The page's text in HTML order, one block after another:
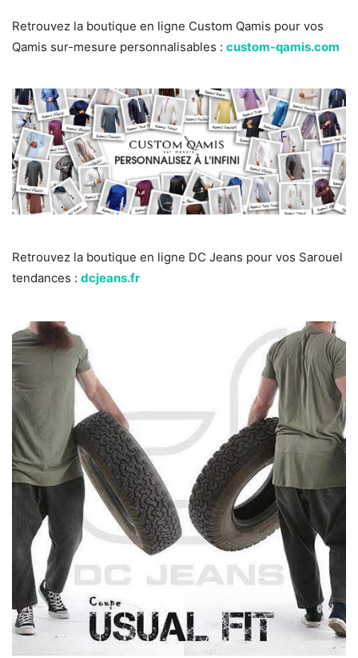
Retrouvez la boutique en ligne Custom Qamis pour vos
Qamis sur-mesure personnalisables : custom-qamis.com
Retrouvez la boutique en ligne DC Jeans pour vos Sarouel
tendances : dcjeans.fr